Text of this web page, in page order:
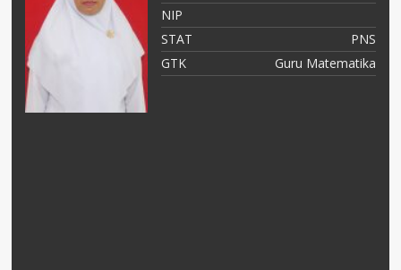
NIP
STAT
PNS
GTK
Guru Matematika